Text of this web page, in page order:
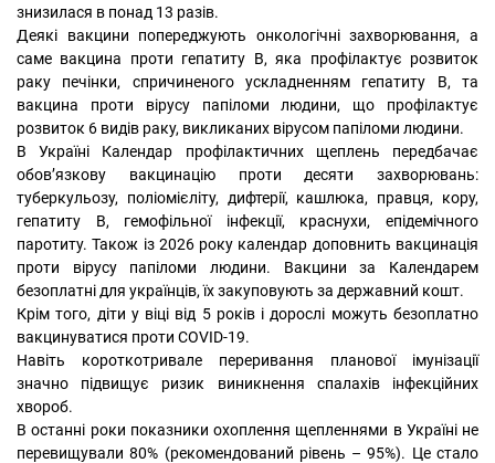
знизилася в понад 13 разів.
Деякі вакцини попереджують онкологічні захворювання, а
саме вакцина проти гепатиту В, яка профілактує розвиток
раку печінки, спричиненого ускладненням гепатиту В, та
вакцина проти вірусу папіломи людини, що профілактує
розвиток 6 видів раку, викликаних вірусом папіломи людини.
В Україні Календар профілактичних щеплень передбачає
обов’язкову вакцинацію проти десяти захворювань:
туберкульозу, поліомієліту, дифтерії, кашлюка, правця, кору,
гепатиту В, гемофільної інфекції, краснухи, епідемічного
паротиту. Також із 2026 року календар доповнить вакцинація
проти вірусу папіломи людини. Вакцини за Календарем
безоплатні для українців, їх закуповують за державний кошт.
Крім того, діти у віці від 5 років і дорослі можуть безоплатно
вакцинуватися проти COVID-19.
Навіть короткотривале переривання планової імунізації
значно підвищує ризик виникнення спалахів інфекційних
хвороб.
В останні роки показники охоплення щепленнями в Україні не
перевищували 80% (рекомендований рівень – 95%). Це стало